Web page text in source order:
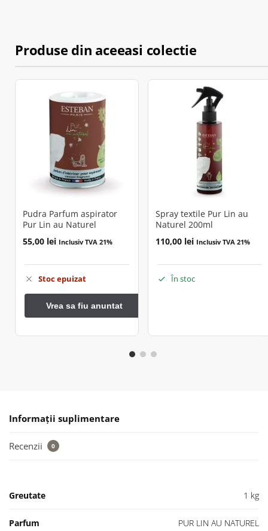
Produse din aceeasi colectie
Pudra Parfum aspirator
Pur Lin au Naturel
55,00 lei Inclusiv TVA 21%
Stoc epuizat
Spray textile Pur Lin au
Naturel 200ml
110,00 lei Inclusiv TVA 21%
În stoc
Informații suplimentare
Recenzii 0
Greutate 1 kg
Parfum PUR LIN AU NATUREL